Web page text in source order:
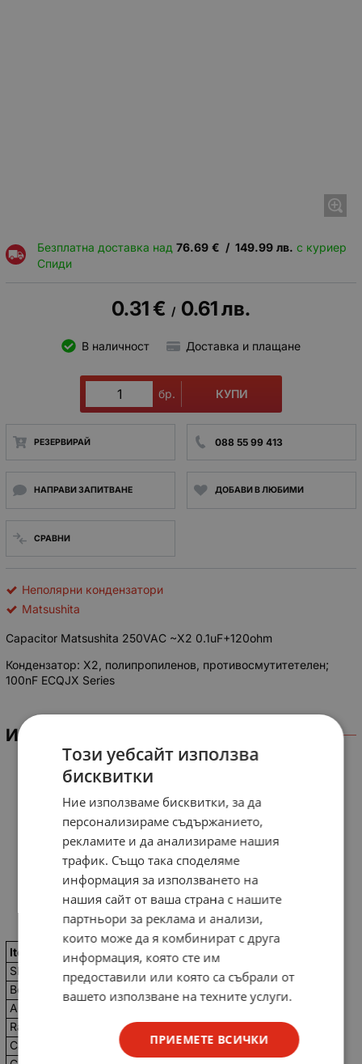
Безплатна доставка над 76.69 € / 149.99 лв. с куриер
Спиди
0.31€ / 0.61лв.
В наличност Доставка и плащане
бр. КУПИ
РЕЗЕРВИРАЙ 088 55 99 413
НАПРАВИ ЗАПИТВАНЕ ДОБАВИ В ЛЮБИМИ
СРАВНИ
Неполярни кондензатори
Matsushita
Capacitor Matsushita 250VAC ~X2 0.1uF+120ohm
Кондензатор: X2, полипропиленов, противосмутитетелен;
100nF ECQJX Series
ИНФОРМАЦИЯ
Item
SMD
Body Type
Cased & radial leaded type
AC or DC
Rated voltage
250(V)
Category Temp. Range
-40 to 100Cel(Cel)
Този уебсайт използва
бисквитки
Ние използваме бисквитки, за да
персонализираме съдържанието,
рекламите и да анализираме нашия
трафик. Също така споделяме
информация за използването на
нашия сайт от ваша страна с нашите
партньори за реклама и анализи,
които може да я комбинират с друга
информация, която сте им
предоставили или която са събрали от
вашето използване на техните услуги.
ПРИЕМЕТЕ ВСИЧКИ